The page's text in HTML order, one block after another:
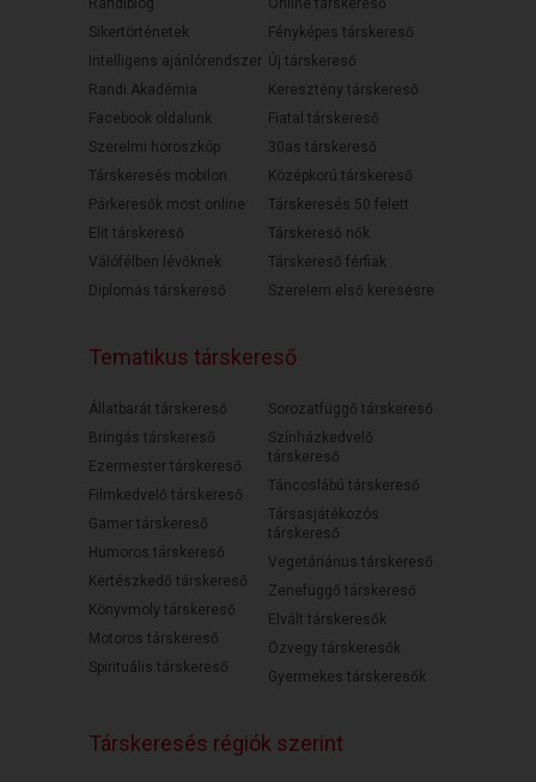
Randiblog
Sikertörténetek
Intelligens ajánlórendszer
Randi Akadémia
Facebook oldalunk
Szerelmi horoszkóp
Társkeresés mobilon
Párkeresők most online
Elit társkereső
Válófélben lévőknek
Diplomás társkereső
Online társkereső
Fényképes társkereső
Új társkereső
Keresztény társkereső
Fiatal társkereső
30as társkereső
Középkorú társkereső
Társkeresés 50 felett
Társkereső nők
Társkereső férfiak
Szerelem első keresésre
Tematikus társkereső
Állatbarát társkereső
Bringás társkereső
Ezermester társkereső
Filmkedvelő társkereső
Gamer társkereső
Humoros társkereső
Kertészkedő társkereső
Könyvmoly társkereső
Motoros társkereső
Spirituális társkereső
Sorozatfüggő társkereső
Színházkedvelő
társkereső
Táncoslábú társkereső
Társasjátékozós
társkereső
Vegetáriánus társkereső
Zenefüggő társkereső
Elvált társkeresők
Özvegy társkeresők
Gyermekes társkeresők
Társkeresés régiók szerint